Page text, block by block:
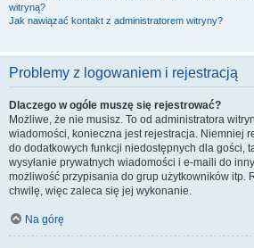
witryną?
Jak nawiązać kontakt z administratorem witryny?
Problemy z logowaniem i rejestracją
Dlaczego w ogóle muszę się rejestrować?
Możliwe, że nie musisz. To od administratora
wiadomości, konieczna jest rejestracja. Niemniej
do dodatkowych funkcji niedostępnych dla gości,
wysyłanie prywatnych wiadomości i e-maili do
możliwość przypisania do grup użytkowników itp.
chwilę, więc zaleca się jej wykonanie.
Na górę